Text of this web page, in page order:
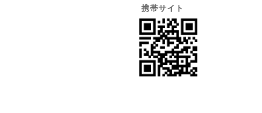
携帯サイト